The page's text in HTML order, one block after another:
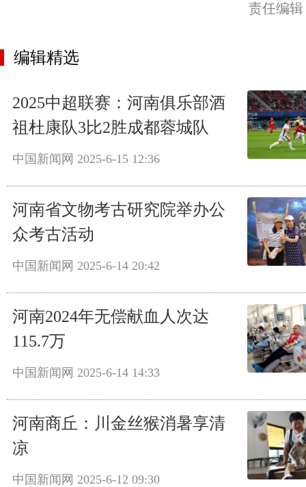
责任编
编辑精选
2025中超联赛：河南俱乐部酒
祖杜康队3比2胜成都蓉城队
中国新闻网 2025-6-15 12:36
河南省文物考古研究院举办公
众考古活动
中国新闻网 2025-6-14 20:42
河南2024年无偿献血人次达
115.7万
中国新闻网 2025-6-14 14:33
河南商丘：川金丝猴消暑享清
凉
中国新闻网 2025-6-12 09:30